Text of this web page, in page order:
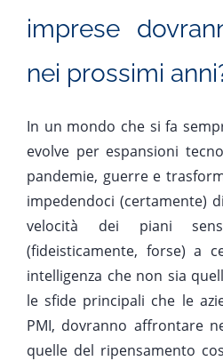
imprese
nei prossimi
In un mondo che si fa
evolve per espansioni
pandemie, guerre e
impedendoci (certamente)
velocità dei piani
(fideisticamente, forse) a
intelligenza che non sia
le sfide principali che le
PMI, dovranno affrontare
quelle del ripensamento